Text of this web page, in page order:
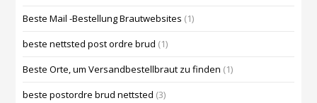
Beste Mail -Bestellung Brautwebsites (1)
beste nettsted post ordre brud (1)
Beste Orte, um Versandbestellbraut zu finden (1)
beste postordre brud nettsted (3)